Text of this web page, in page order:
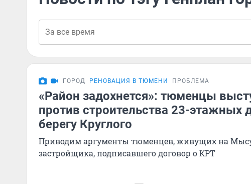
ГОРОД РЕНОВАЦИЯ В ТЮМЕНИ ПРОБЛЕМА
«Район задохнется»: тюменцы
против строительства 23-этажных
берегу Круглого
Приводим аргументы тюменцев, живущих на
застройщика, подписавшего договор о КРТ